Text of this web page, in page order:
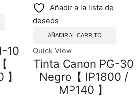
10
Añadir a la lista de
deseos
AÑADIR AL CARRITO
Quick View
Tinta Canon PG-30
Negro【 IP1800 /
MP140 】